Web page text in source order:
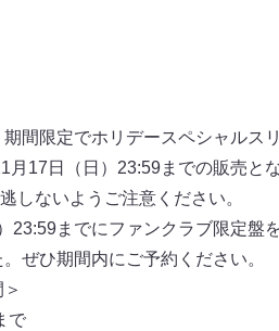
限定でホリデースペシャルスリ
⽉17⽇（⽇）23:59までの販売と
しないようご注意ください。
23:59までにファンクラブ限定盤
ぜひ期間内にご予約ください。
で